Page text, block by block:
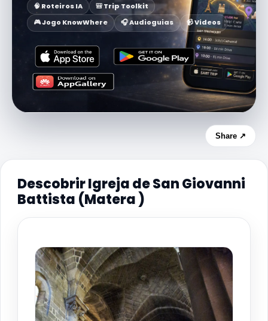
🧠 Roteiros IA
🎒 Trip Toolkit
🎮 Jogo KnowWhere
🎧 Audioguias 📹 Vídeos
Share ↗
Descobrir Igreja de San Giovanni
Battista (Matera )